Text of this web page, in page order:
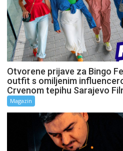
Otvorene prijave za Bingo
outfit s omiljenim
Crvenom tepihu Sarajevo
Magazin